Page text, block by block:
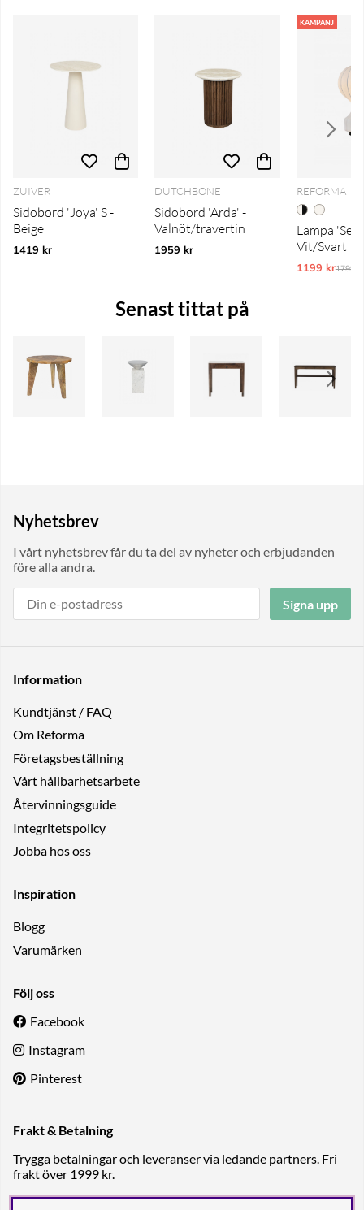
ZUIVER
Sidobord 'Joya' S -
Beige
1419 kr
DUTCHBONE
Sidobord 'Arda' -
Valnöt/travertin
1959 kr
KAMPANJ
REFORMA
Lampa
Vit/Svart
1199 kr1799 kr
Senast tittat på
Nyhetsbrev
I vårt nyhetsbrev får du ta del av nyheter och erbjudanden
före alla andra.
Signa upp
Information
Kundtjänst / FAQ
Om Reforma
Företagsbeställning
Vårt hållbarhetsarbete
Återvinningsguide
Integritetspolicy
Jobba hos oss
Inspiration
Blogg
Varumärken
Följ oss
Facebook
Instagram
Pinterest
Frakt & Betalning
Trygga betalningar och leveranser via ledande partners. Fri
frakt över 1999 kr.